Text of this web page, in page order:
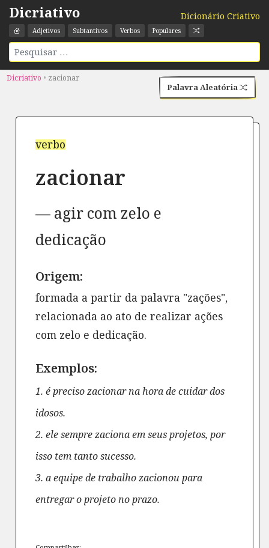
Dicriativo Dicionário Criativo
Adjetivos Subtantivos Verbos Populares
Dicriativo • zacionar
Palavra Aleatória
verbo
zacionar
agir com zelo e
dedicação
Origem:
formada a partir da palavra "zações",
relacionada ao ato de realizar ações
com zelo e dedicação.
Exemplos:
1. é preciso zacionar na hora de cuidar dos
idosos.
2. ele sempre zaciona em seus projetos, por
isso tem tanto sucesso.
3. a equipe de trabalho zacionou para
entregar o projeto no prazo.